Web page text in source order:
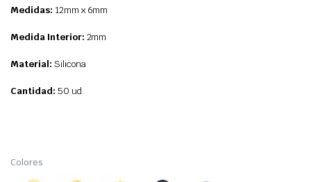
Medidas: 12mm x 6mm
Medida Interior: 2mm
Material: Silicona
Cantidad: 50 ud.
Colores